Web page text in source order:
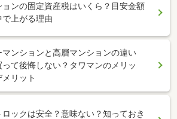
ョンの固定資産税はいくら？目安金額
で上がる理由
マンションと高層マンションの違い
って後悔しない？タワマンのメリッ
メリット
ロックは安全？意味ない？知っておき